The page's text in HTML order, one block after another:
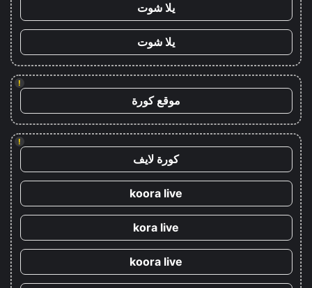
يلا شوت
يلا شوت
!
موقع كورة
!
كورة لايف
koora live
kora live
koora live